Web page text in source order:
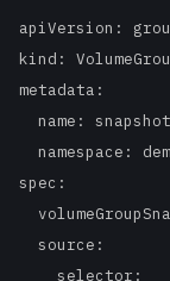
apiVersion:
kind:
metadata:
name:
namespace:
spec:
  source:
    selector: